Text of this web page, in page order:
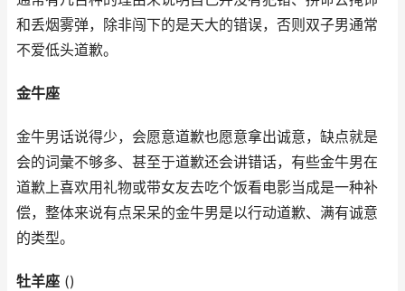
和丢烟雾弹，除非闯下的是天大的错误，否则双子男通常
不爱低头道歉。
金牛座
金牛男话说得少，会愿意道歉也愿意拿出诚意，缺点就是
会的词彙不够多、甚至于道歉还会讲错话，有些金牛男在
道歉上喜欢用礼物或带女友去吃个饭看电影当成是一种补
偿，整体来说有点呆呆的金牛男是以行动道歉、满有诚意
的类型。
牡羊座 ()